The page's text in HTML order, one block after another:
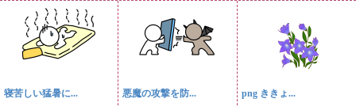
寝苦しい猛暑に... 悪魔の攻撃を防... png ききょ...